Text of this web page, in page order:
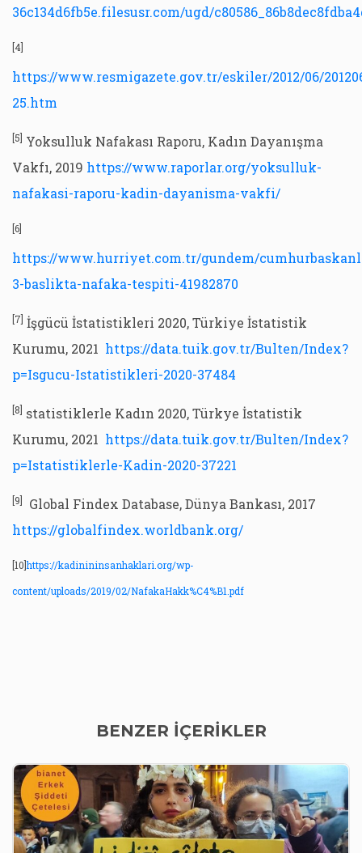
36c134d6fb5e.filesusr.com/ugd/
[4]
https://www.resmigazete.gov.tr/eskiler/2012/06/
25.htm
[5] Yoksulluk Nafakası Raporu, Kadın Dayanışma
Vakfı, 2019 https://www.raporlar.org/yoksulluk-
nafakasi-raporu-kadin-dayanisma-vakfi/
[6]
https://www.hurriyet.com.tr/gundem/
3-baslikta-nafaka-tespiti-41982870
[7] İşgücü İstatistikleri 2020, Türkiye İstatistik
Kurumu, 2021 https://data.tuik.gov.tr/Bulten/Index?
p=Isgucu-Istatistikleri-2020-37484
[8] statistiklerle Kadın 2020, Türkye İstatistik
Kurumu, 2021 https://data.tuik.gov.tr/Bulten/Index?
p=Istatistiklerle-Kadin-2020-37221
[9]
Global Findex Database, Dünya Bankası, 2017
https://globalfindex.worldbank.org/
[10]https://kadinininsanhaklari.org/wp-
content/uploads/2019/02/NafakaHakk%C4%B1.pdf
BENZER İÇERİKLER